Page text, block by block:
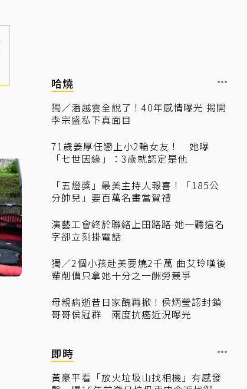
哈燒
獨／潘越雲全說了！40年感情曝光 揭開
李宗盛私下真面目
71歲姜厚任戀上小2輪女友！ 她曝
「七世因緣」：3歲就認定是他
「五燈獎」最美主持人報喜！「185公
分帥兒」要百萬名畫當賀禮
演藝工會終於聯絡上田路路 她一聽這名
字卻立刻掛電話
獨／2個小孩赴美要燒2千萬 曲艾玲嘆後
輩削價只拿她十分之一酬勞競爭
母親病逝昔日家醜再掀！侯炳瑩認封鎖
哥哥侯冠群 兩度抗癌近況曝光
即時
黃豪平看「放火垃圾山找相機」有感發